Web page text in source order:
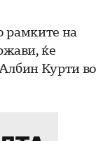
рамките на
ќе
Курти во